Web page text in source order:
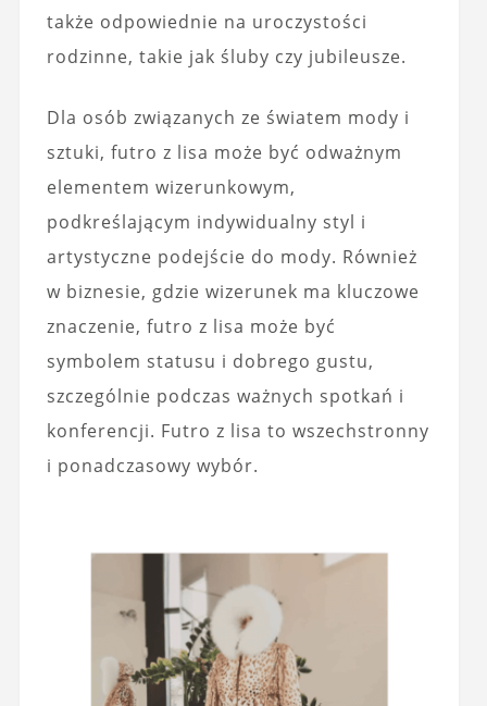
także odpowiednie na uroczystości
rodzinne, takie jak śluby czy jubileusze.
Dla osób związanych ze światem mody i
sztuki, futro z lisa może być odważnym
elementem wizerunkowym,
podkreślającym indywidualny styl i
artystyczne podejście do mody. Również
w biznesie, gdzie wizerunek ma kluczowe
znaczenie, futro z lisa może być
symbolem statusu i dobrego gustu,
szczególnie podczas ważnych spotkań i
konferencji. Futro z lisa to wszechstronny
i ponadczasowy wybór.